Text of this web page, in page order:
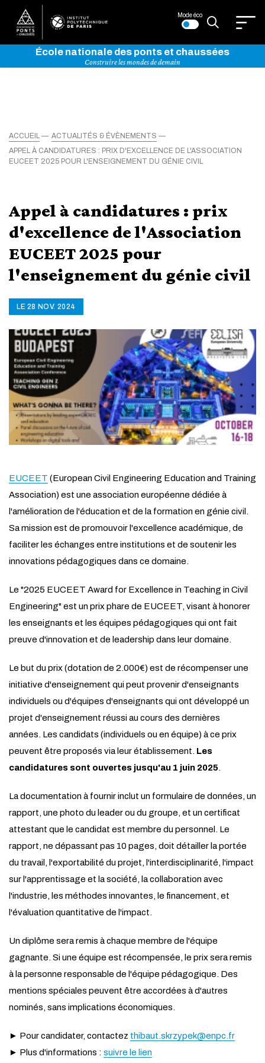
Mode éco
École nationale des ponts et chaussées
Construire les mondes de demain
ACCUEIL
ACTUALITÉS & ÉVÈNEMENTS
APPEL À CANDIDATURES : PRIX D'EXCELLENCE DE L'ASSOCIATION
EUCEET 2025 POUR L'ENSEIGNEMENT DU GÉNIE CIVIL
Appel à candidatures : prix
d'excellence de l'Association
EUCEET 2025 pour
l'enseignement du génie civil
LE 28 NOV. 2024
EUCEET (European Civil Engineering Education and Training
Association) est une association européenne dédiée à
l'amélioration de l'éducation et de la formation en génie civil.
Sa mission est de promouvoir l'excellence académique, de
faciliter les échanges entre institutions et de soutenir les
innovations pédagogiques dans ce domaine.
Le "2025 EUCEET Award for Excellence in Teaching in Civil
Engineering" est un prix phare de EUCEET, visant à honorer
les enseignants et les équipes pédagogiques qui ont fait
preuve d'innovation et de leadership dans leur domaine.
Le but du prix (dotation de 2.000€) est de récompenser une
initiative d'enseignement qui peut provenir d'enseignants
individuels ou d'équipes d'enseignants qui ont développé un
projet d'enseignement réussi au cours des dernières
années. Les candidats (individuels ou en équipe) à ce prix
peuvent être proposés via leur établissement. Les
candidatures sont ouvertes jusqu'au 1 juin 2025.
La documentation à fournir inclut un formulaire de données, un
rapport, une photo du leader ou du groupe, et un certificat
attestant que le candidat est membre du personnel. Le
rapport, ne dépassant pas 10 pages, doit détailler la portée
du travail, l'exportabilité du projet, l'interdisciplinarité, l'impact
sur l'apprentissage et la société, la collaboration avec
l'industrie, les méthodes innovantes, le financement, et
l'évaluation quantitative de l'impact.
Un diplôme sera remis à chaque membre de l'équipe
gagnante. Si une équipe est récompensée, le prix sera remis
à la personne responsable de l'équipe pédagogique. Des
mentions spéciales peuvent être accordées à d'autres
nominés, sans implications économiques.
► Pour candidater, contactez thibaut.skrzypek@enpc.fr
► Plus d'informations : suivre le lien